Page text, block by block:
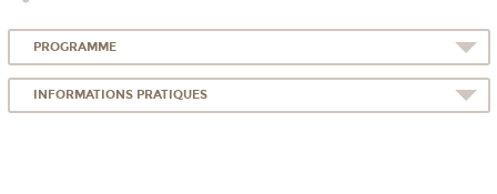
PROGRAMME
INFORMATIONS PRATIQUES